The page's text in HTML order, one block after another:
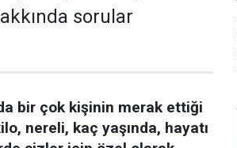
sorular
bir çok kişinin merak ettiği
nereli, kaç yaşında, hayatı